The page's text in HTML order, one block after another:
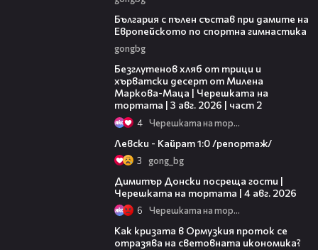
България с пълен състав при дамите на
Европейското по спортна гимнастика
gongbg
Безглутенов хляб от трици и
хърватски десерт от Милена
Маркова-Маца | Черешката на
тортата | 3 авг. 2026 | част 2
4 Черешката на тортата
Левски - Кайрат 1:0 /репортаж/
3 gong_bg
Димитър Донски посреща гости |
Черешката на тортата | 4 авг. 2026
6 Черешката на тортата
Как кризата в Ормузкия проток се
отразява на световната икономика?